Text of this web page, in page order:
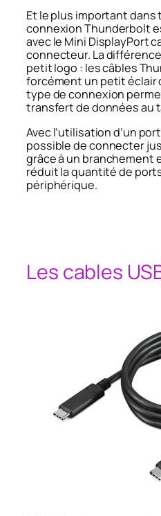
Et le plus important dans
connexion Thunderbolt
avec le Mini DisplayPort
connecteur. La
petit logo : les câbles
forcément un petit éclair
type de connexion
transfert de données au
Avec l’utilisation d’un
possible de connecter
grâce à un branchement
réduit la quantité de
périphérique.
Les cables